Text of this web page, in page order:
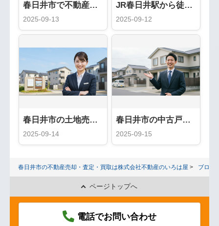
春日井市で不動産売却を成功させる完全ガイド：地域密着「いろは屋」が教える5つの秘訣
2025-09-13
JR春日井駅から徒歩1分！アクセス抜群の不動産のいろは屋をご利用ください
2025-09-12
春日井市の土地売却、高値で売るためのエリア別ポイント
2025-09-14
春日井市の中古戸建売却完全ガイド｜人気エリアと高値売却の秘訣
2025-09-15
春日井市の不動産売却・査定・買取は株式会社不動産のいろは屋 ブログ
ページトップへ
電話でお問い合わせ